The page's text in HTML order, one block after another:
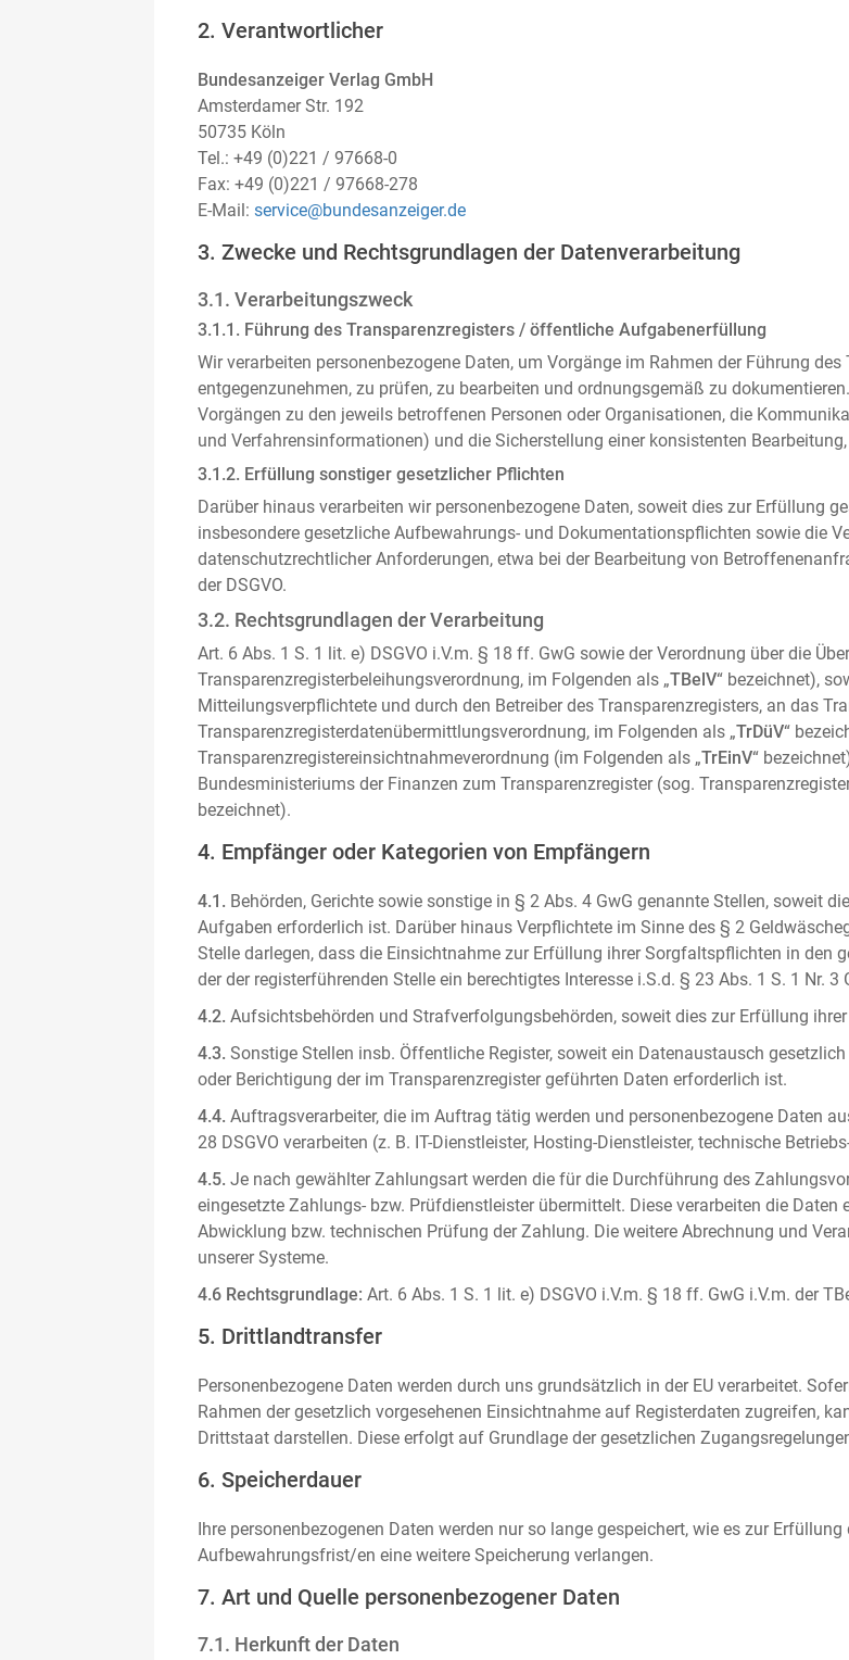
2. Verantwortlicher
Bundesanzeiger Verlag GmbH
Amsterdamer Str. 192
50735 Köln
Tel.: +49 (0)221 / 97668-0
Fax: +49 (0)221 / 97668-278
E-Mail: service@bundesanzeiger.de
3. Zwecke und Rechtsgrundlagen der Datenverarbeitung
3.1. Verarbeitungszweck
3.1.1. Führung des Transparenzregisters / öffentliche Aufgabenerfüllung
Wir verarbeiten personenbezogene Daten, um Vorgänge im Rahmen der Führung
entgegenzunehmen, zu prüfen, zu bearbeiten und ordnungsgemäß zu
Vorgängen zu den jeweils betroffenen Personen oder Organisationen, die
und Verfahrensinformationen) und die Sicherstellung einer konsistenten
3.1.2. Erfüllung sonstiger gesetzlicher Pflichten
Darüber hinaus verarbeiten wir personenbezogene Daten, soweit dies zur Erfüllung
insbesondere gesetzliche Aufbewahrungs- und Dokumentationspflichten sowie die
datenschutzrechtlicher Anforderungen, etwa bei der Bearbeitung von
der DSGVO.
3.2. Rechtsgrundlagen der Verarbeitung
Art. 6 Abs. 1 S. 1 lit. e) DSGVO i.V.m. § 18 ff. GwG sowie der Verordnung über die
Transparenzregisterbeleihungsverordnung, im Folgenden als „TBelV“ bezeichnet),
Mitteilungsverpflichtete und durch den Betreiber des Transparenzregisters, an das
Transparenzregisterdatenübermittlungsverordnung, im Folgenden als „TrDüV“
Transparenzregistereinsichtnahmeverordnung (im Folgenden als „TrEinV“
Bundesministeriums der Finanzen zum Transparenzregister (sog.
bezeichnet).
4. Empfänger oder Kategorien von Empfängern
4.1. Behörden, Gerichte sowie sonstige in § 2 Abs. 4 GwG genannte Stellen, soweit
Aufgaben erforderlich ist. Darüber hinaus Verpflichtete im Sinne des § 2
Stelle darlegen, dass die Einsichtnahme zur Erfüllung ihrer Sorgfaltspflichten in den
der der registerführenden Stelle ein berechtigtes Interesse i.S.d. § 23 Abs. 1 S. 1 Nr. 3
4.2. Aufsichtsbehörden und Strafverfolgungsbehörden, soweit dies zur Erfüllung
4.3. Sonstige Stellen insb. Öffentliche Register, soweit ein Datenaustausch
oder Berichtigung der im Transparenzregister geführten Daten erforderlich ist.
4.4. Auftragsverarbeiter, die im Auftrag tätig werden und personenbezogene Daten
28 DSGVO verarbeiten (z. B. IT-Dienstleister, Hosting-Dienstleister, technische
4.5. Je nach gewählter Zahlungsart werden die für die Durchführung des
eingesetzte Zahlungs- bzw. Prüfdienstleister übermittelt. Diese verarbeiten die
Abwicklung bzw. technischen Prüfung der Zahlung. Die weitere Abrechnung und
unserer Systeme.
4.6 Rechtsgrundlage: Art. 6 Abs. 1 S. 1 lit. e) DSGVO i.V.m. § 18 ff. GwG i.V.m. der
5. Drittlandtransfer
Personenbezogene Daten werden durch uns grundsätzlich in der EU verarbeitet.
Rahmen der gesetzlich vorgesehenen Einsichtnahme auf Registerdaten zugreifen,
Drittstaat darstellen. Diese erfolgt auf Grundlage der gesetzlichen
6. Speicherdauer
Ihre personenbezogenen Daten werden nur so lange gespeichert, wie es zur
Aufbewahrungsfrist/en eine weitere Speicherung verlangen.
7. Art und Quelle personenbezogener Daten
7.1. Herkunft der Daten